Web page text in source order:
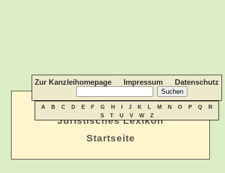
Juristisches Lexikon
Zur Kanzleihomepage Impressum Datenschutz
A B C D E F G H I J K L M N O P Q
R
S
T U V W Z
Startseite